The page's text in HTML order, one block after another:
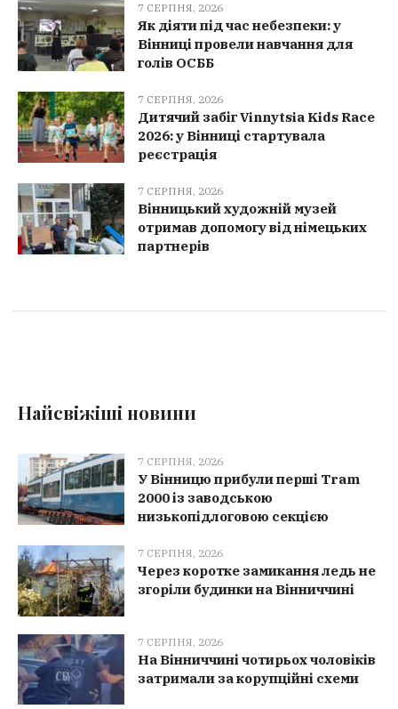
7 СЕРПНЯ, 2026
Як діяти під час небезпеки: у
Вінниці провели навчання для
голів ОСББ
7 СЕРПНЯ, 2026
Дитячий забіг Vinnytsia Kids Race
2026: у Вінниці стартувала
реєстрація
7 СЕРПНЯ, 2026
Вінницький художній музей
отримав допомогу від німецьких
партнерів
Найсвіжіші новини
7 СЕРПНЯ, 2026
У Вінницю прибули перші Tram
2000 із заводською
низькопідлоговою секцією
7 СЕРПНЯ, 2026
Через коротке замикання ледь не
згоріли будинки на Вінниччині
7 СЕРПНЯ, 2026
На Вінниччині чотирьох чоловіків
затримали за корупційні схеми